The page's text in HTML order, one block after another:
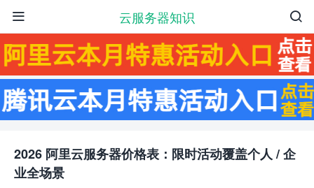
云服务器知识 

2026 阿里云服务器价格表：限时活动覆盖个人 / 企
业全场景